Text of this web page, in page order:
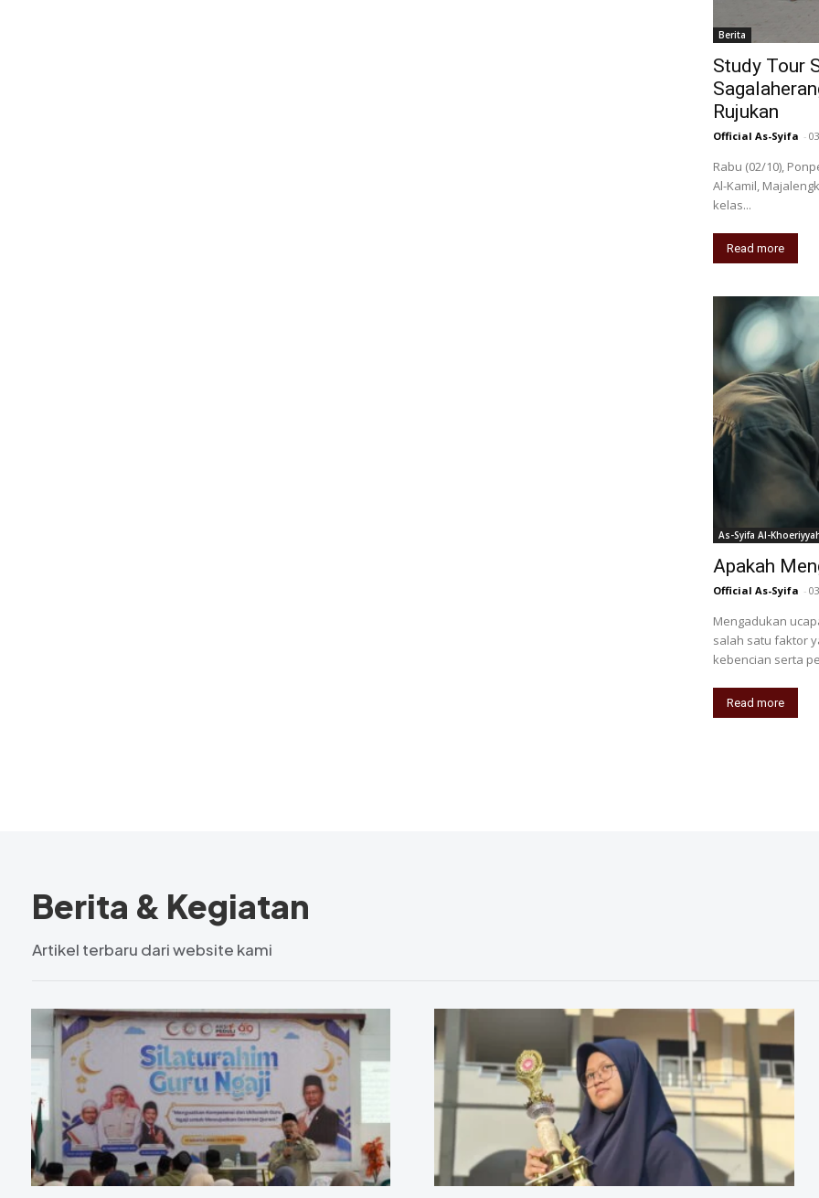
Berita
Study Tour
Rujukan
Official As-Syifa -
Rabu (02/10),
Al-Kamil,
kelas...
Read more
As-Syifa Al-
Apakah
Official As-Syifa -
Mengadukan
salah satu faktor
kebencian serta
Read more
Berita & Kegiatan
Artikel terbaru dari website kami